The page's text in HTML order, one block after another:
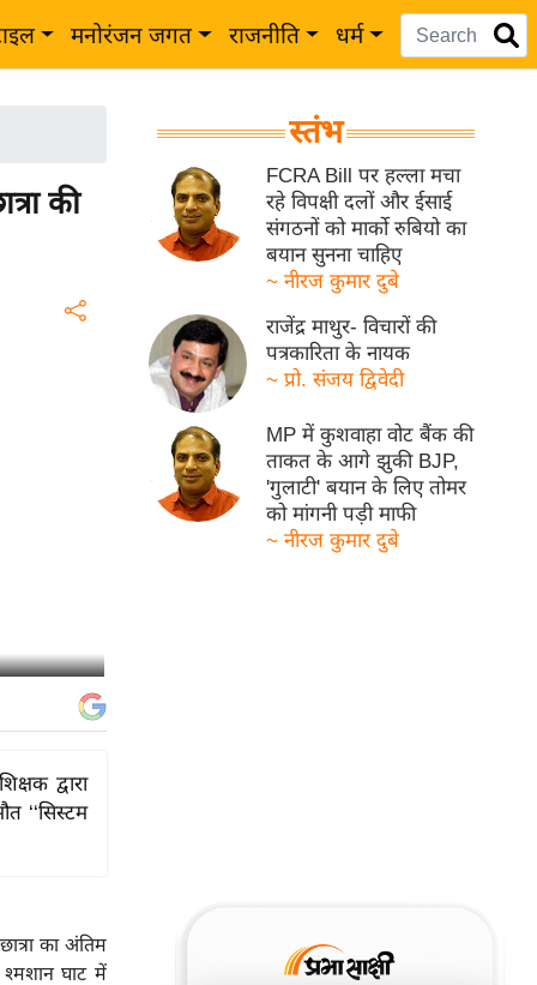
मनोरंजन जगत राजनीति धर्म
की
द्वारा
‘‘सिस्टम
का अंतिम
घाट में
स्तंभ
FCRA Bill पर हल्ला मचा
रहे विपक्षी दलों और ईसाई
संगठनों को मार्को रुबियो का
बयान सुनना चाहिए
~ नीरज कुमार दुबे
राजेंद्र माथुर- विचारों की
पत्रकारिता के नायक
~ प्रो. संजय द्विवेदी
MP में कुशवाहा वोट बैंक की
ताकत के आगे झुकी BJP,
'गुलाटी' बयान के लिए तोमर
को मांगनी पड़ी माफी
~ नीरज कुमार दुबे